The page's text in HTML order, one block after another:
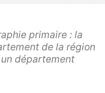
primaire : la
de la région
département